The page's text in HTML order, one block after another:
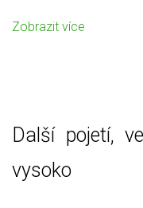
Zobrazit více
Další pojetí,
vysoko